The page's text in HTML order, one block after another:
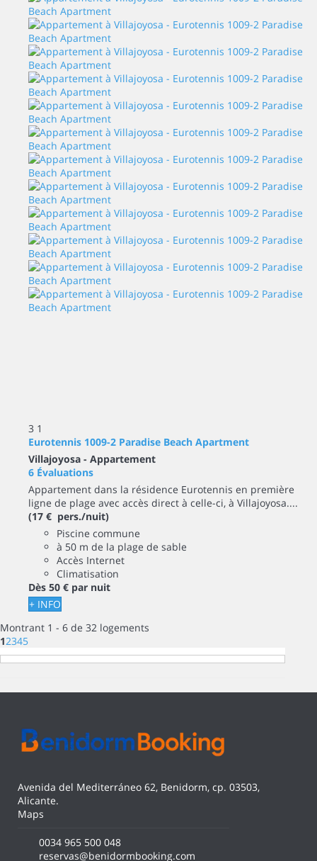
3 1
Eurotennis 1009-2 Paradise Beach Apartment
Villajoyosa - Appartement
6 Évaluations
Appartement dans la résidence Eurotennis en première
ligne de plage avec accès direct à celle-ci, à Villajoyosa....
(17 € pers./nuit)
Piscine commune
à 50 m de la plage de sable
Accès Internet
Climatisation
Dès 50 € par nuit
+ INFO
Montrant 1 - 6 de 32 logements
12345
Avenida del Mediterráneo 62, Benidorm, cp. 03503,
Alicante.
Maps
0034 965 500 048
reservas@benidormbooking.com